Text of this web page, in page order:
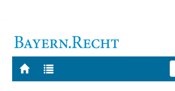
Zur
Zur